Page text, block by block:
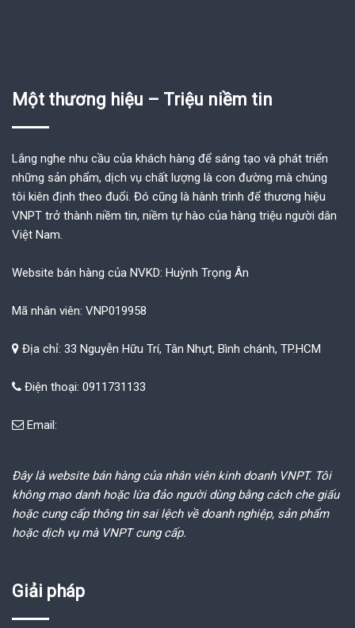
Một thương hiệu – Triệu niềm tin
Lắng nghe nhu cầu của khách hàng để sáng tạo và phát triển
những sản phẩm, dịch vụ chất lượng là con đường mà chúng
tôi kiên định theo đuổi. Đó cũng là hành trình để thương hiệu
VNPT trở thành niềm tin, niềm tự hào của hàng triệu người dân
Việt Nam.
Website bán hàng của NVKD: Huỳnh Trọng Ân
Mã nhân viên: VNP019958
Địa chỉ: 33 Nguyễn Hữu Trí, Tân Nhựt, Bình chánh, TP.HCM
Điện thoại: 0911731133
Email:
Đây là website bán hàng của nhân viên kinh doanh VNPT. Tôi
không mạo danh hoặc lừa đảo người dùng bằng cách che giấu
hoặc cung cấp thông tin sai lệch về doanh nghiệp, sản phẩm
hoặc dịch vụ mà VNPT cung cấp.
Giải pháp